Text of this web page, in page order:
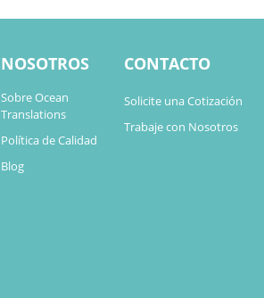
NOSOTROS
Sobre Ocean
Translations
Política de Calidad
Blog
CONTACTO
Solicite una Cotización
Trabaje con Nosotros